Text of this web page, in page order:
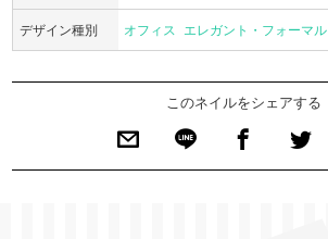
デザイン種別 オフィス エレガント・フォーマル
このネイルをシェアする